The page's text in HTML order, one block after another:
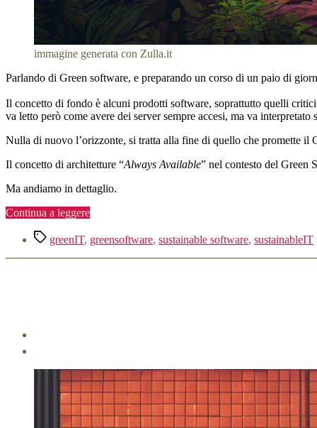
immagine generata con Zulla.it
Parlando di Green software, e preparando un corso di un paio di
Il concetto di fondo è alcuni prodotti software, soprattutto quelli
va letto però come avere dei server sempre accesi, ma va
Nulla di nuovo l’orizzonte, si tratta alla fine di quello che promette il
Il concetto di architetture “Always Available” nel contesto del Green
Ma andiamo in dettaglio.
Continua a leggere“Green
Progettazione
l’Always
Tag greenIT, greensoftware, sustainable software, sustainableIT